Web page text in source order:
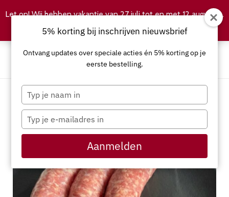
5% korting bij inschrijven nieuwsbrief
Ontvang updates over speciale acties én 5% korting op je
eerste bestelling.
Typ
je
naam
Typ
je
e-
in
Aanmelden
Let op! Wij hebben vakantie van 27 juli tot en met 12 augustus.
Negeren